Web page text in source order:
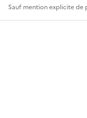
Sauf mention explicite de